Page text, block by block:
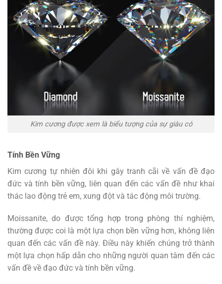
Kim cương được xem là biểu tượng của sự giàu có
Tính Bền Vững
Kim cương tự nhiên đôi khi gây tranh cãi về vấn đề đạo
đức và tính bền vững, liên quan đến các vấn đề như khai
thác lao động trẻ em, xung đột và tác động môi trường.
Moissanite, do được tổng hợp trong phòng thí nghiệm,
thường được coi là một lựa chọn bền vững hơn, không liên
quan đến các vấn đề này. Điều này khiến chúng trở thành
một lựa chọn hấp dẫn cho những người quan tâm đến các
vấn đề về đạo đức và tính bền vững.